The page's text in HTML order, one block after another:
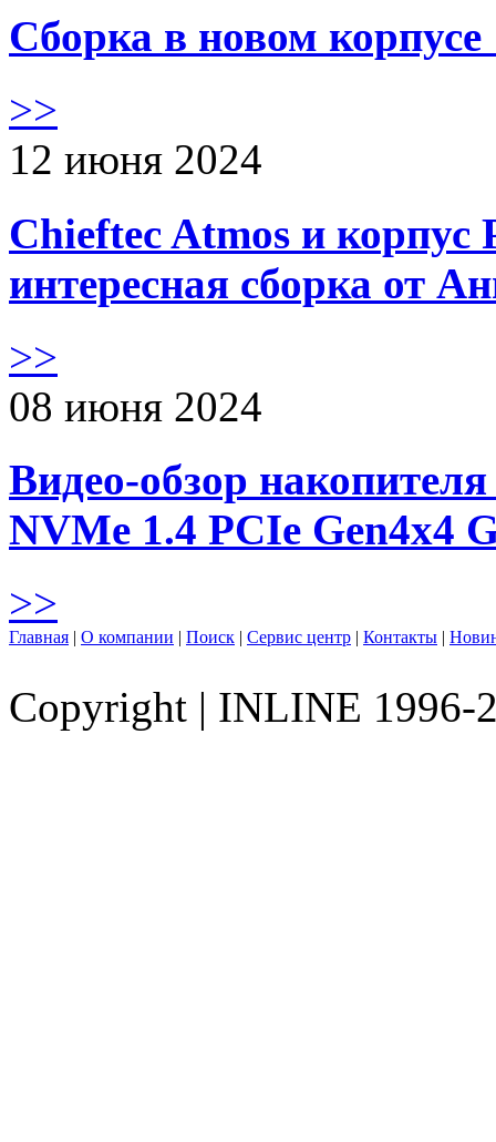
Сборка в новом
>>
12 июня 2024
Chieftec Atmos и корпус
интересная сборка от
>>
08 июня 2024
Видео-обзор
NVMe 1.4 PCIe Gen4х4
>>
Главная | О компании | Поиск | Сервис центр | Контакты |
Copyright | INLINE 1996-